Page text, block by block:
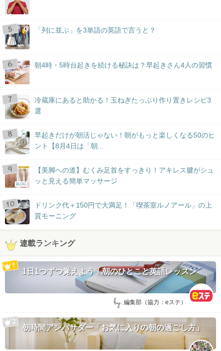
「列に並ぶ」を3単語の英語で言うと？
朝4時・5時台起きを続ける秘訣は？早起きさん4人の習慣
冷蔵庫にあると助かる！玉ねぎたっぷり作り置きレシピ3
選
早起きだけが朝活じゃない！朝がもっと楽しくなる50のヒ
ント【8月4日は「朝...
BLOG
【美脚への道】むくみ足首をすっきり！アキレス腱がシュ
ッと見える簡単マッサージ
ドリンク代＋150円で大満足！「喫茶室ルノアール」の上
質モーニング
連載ランキング
1日1つずつ覚えよう！朝のひとこと英語レッスン
by: 編集部（協力：eステ）
朝時間アンバサダー「お気に入りの朝の過ごし方」